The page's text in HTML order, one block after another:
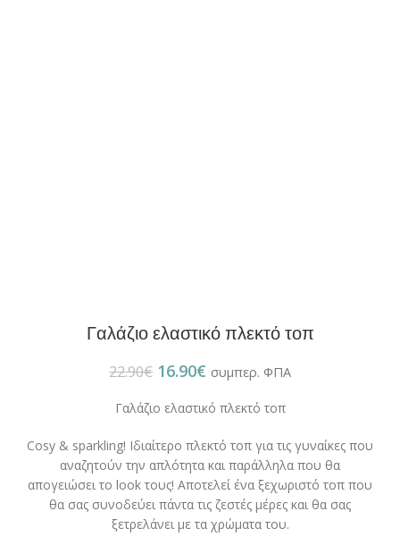
Γαλάζιο ελαστικό πλεκτό τοπ
22.90€ 16.90€ συμπερ. ΦΠΑ
Γαλάζιο ελαστικό πλεκτό τοπ
Cosy & sparkling! Ιδιαίτερο πλεκτό τοπ για τις γυναίκες που
αναζητούν την απλότητα και παράλληλα που θα
απογειώσει το look τους! Αποτελεί ένα ξεχωριστό τοπ που
θα σας συνοδεύει πάντα τις ζεστές μέρες και θα σας
ξετρελάνει με τα χρώματα του.